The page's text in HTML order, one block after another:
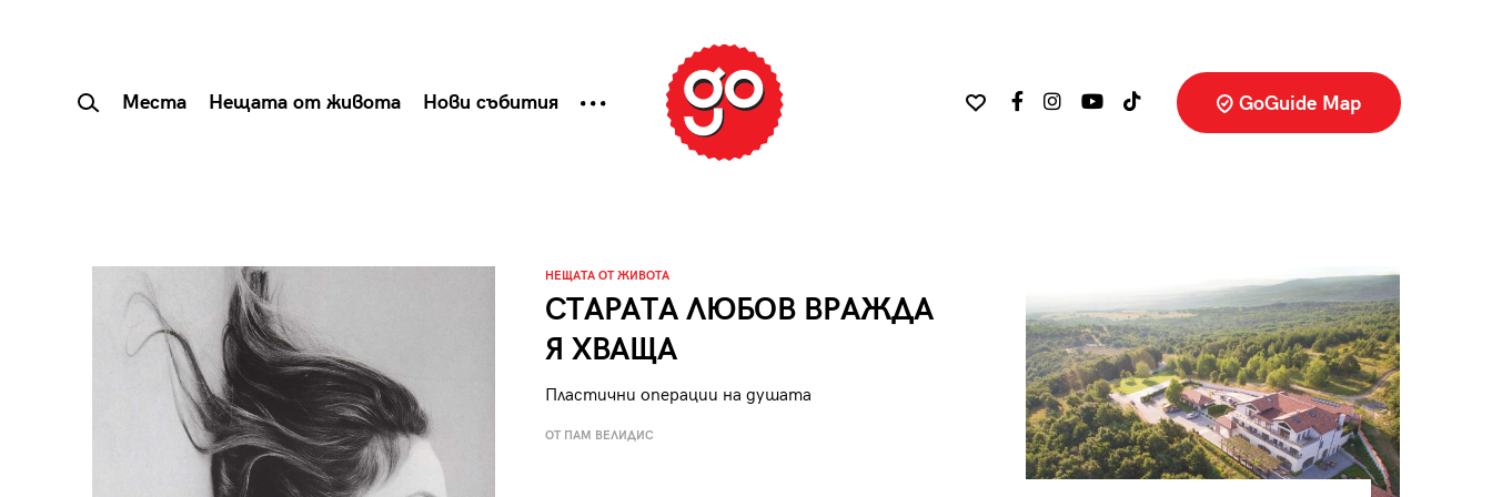
Места Нещата от живота Нови събития GoGuide Map
НЕЩАТА ОТ ЖИВОТА
СТАРАТА ЛЮБОВ ВРАЖДА
Я ХВАЩА
Пластични операции на душата
ОТ ПАМ ВЕЛИДИС